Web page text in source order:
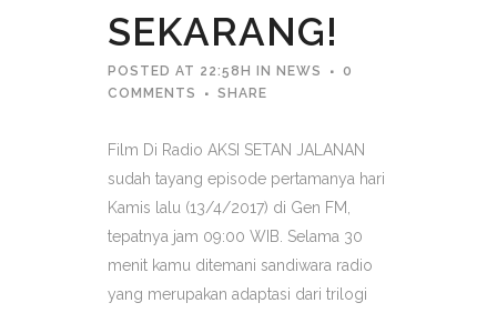
SEKARANG!
POSTED AT 22:58H IN NEWS
0
COMMENTS
SHARE
Film Di Radio AKSI SETAN JALANAN
sudah tayang episode pertamanya hari
Kamis lalu (13/4/2017) di Gen FM,
tepatnya jam 09:00 WIB. Selama 30
menit kamu ditemani sandiwara radio
yang merupakan adaptasi dari trilogi